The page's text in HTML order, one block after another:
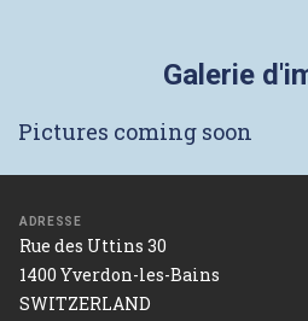
Galerie
Pictures coming soon
ADRESSE
Rue des Uttins 30
1400 Yverdon-les-Bains
SWITZERLAND